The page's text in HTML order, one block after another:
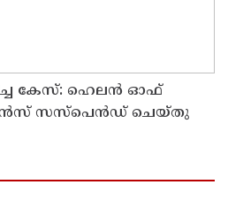
കേസ്: ഹെലൻ ഓഫ്
സസ്പെൻഡ് ചെയ്തു